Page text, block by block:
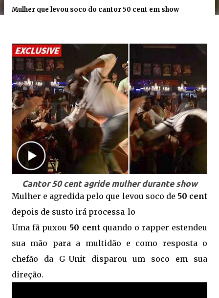
Mulher que levou soco do cantor 50 cent em show
Cantor 50 cent agride mulher durante show
Mulher e agredida pelo que levou soco de 50 cent
depois de susto irá processa-lo
Uma fã puxou 50 centquando o rapper estendeu
sua mão para a multidão e como resposta o
chefão da G-Unit disparou um soco em sua
direção.